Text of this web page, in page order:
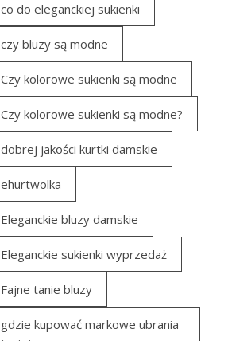
co do eleganckiej sukienki
czy bluzy są modne
Czy kolorowe sukienki są modne
Czy kolorowe sukienki są modne?
dobrej jakości kurtki damskie
ehurtwolka
Eleganckie bluzy damskie
Eleganckie sukienki wyprzedaż
Fajne tanie bluzy
gdzie kupować markowe ubrania